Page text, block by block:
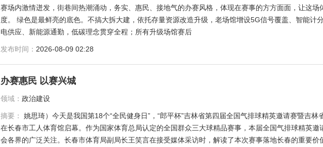
赛场内激情迸发，街巷间热潮涌动，务实、惠民、接地气的办赛风格，体现在赛事的方方面面，让这场
度。 绿色是最鲜亮的底色。不搞大拆大建，依托存量资源改造升级，老场馆增设5G信号覆盖、智能计
电供应、新能源通勤，低碳理念贯穿全程；所有升级场馆赛后
发布时间： 2026-08-09 02:28
办赛惠民 以赛兴城
领域：政治建设
摘要：
姚思琦）今天是我国第18个“全民健身日”，“郎平杯”吉林省第四届全国气排球精英邀请赛暨吉林
在长春市工人体育馆启幕。作为国家体育总局认定的全国群众三大球精品赛事，本届全国气排球精英邀
会各界的广泛关注。长春市体育局副局长王笑言在接受媒体采访时，解读了本次赛事落地长春的重要价